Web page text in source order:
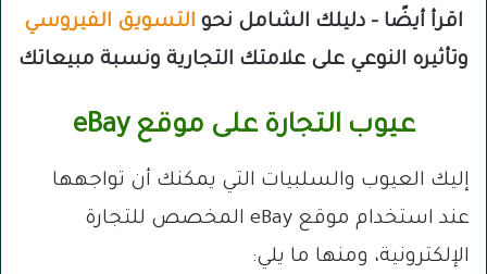
اقرأ أيضًا – دليلك الشامل نحو التسويق الفيروسي
وتأثيره النوعي على علامتك التجارية ونسبة مبيعاتك
عيوب التجارة على موقع eBay
إليك العيوب والسلبيات التي يمكنك أن تواجهها
عند استخدام موقع eBay المخصص للتجارة
الإلكترونية، ومنها ما يلي: